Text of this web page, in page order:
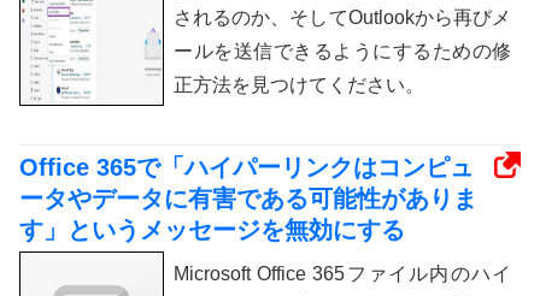
されるのか、そしてOutlookから再びメ
ールを送信できるようにするための修
正方法を見つけてください。
Office 365で「ハイパーリンクはコンピュ
ータやデータに有害である可能性がありま
す」というメッセージを無効にする
Microsoft Office 365ファイル内のハイ